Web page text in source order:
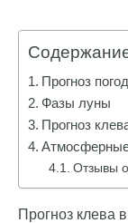
Прогноз
Фазы луны
Прогноз
Отзывы
Прогноз клева